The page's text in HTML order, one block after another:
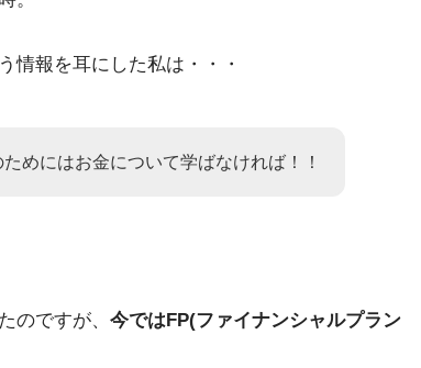
情報を耳にした私は・・・
めにはお金について学ばなければ！！
のですが、 今ではFP(ファイナンシャルプラン